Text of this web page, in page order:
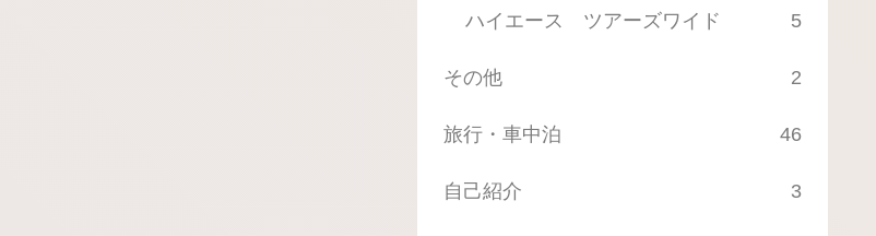
ハイエース ツアーズワイド 5
その他 2
旅行・車中泊 46
自己紹介 3